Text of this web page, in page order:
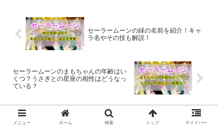
セーラームーンの緑の名前を紹介！キャ
ラ名やその技も解説！
セーラームーンのまもちゃんの年齢はい
くつ？うさぎとの星座の相性はどうなっ
ている？
コメント
メニュー ホーム 検索 トップ サイドバー